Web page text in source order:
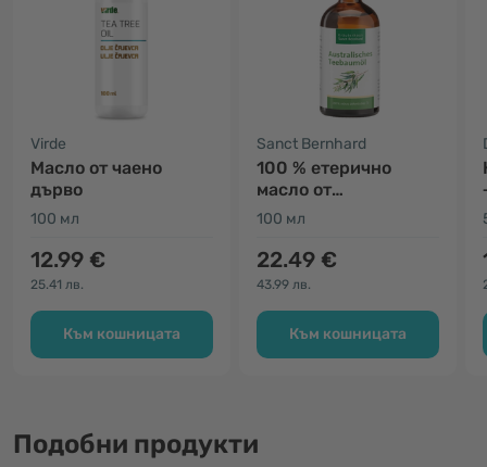
Virde
Масло от чаено
дърво
100 мл
12.99 €
25.41 лв.
Към кошницата
Sanct Bernhard
100 % етерично
масло от
австралийско чаено
100 мл
22.49 €
43.99 лв.
Към кошницата
Подобни продукти